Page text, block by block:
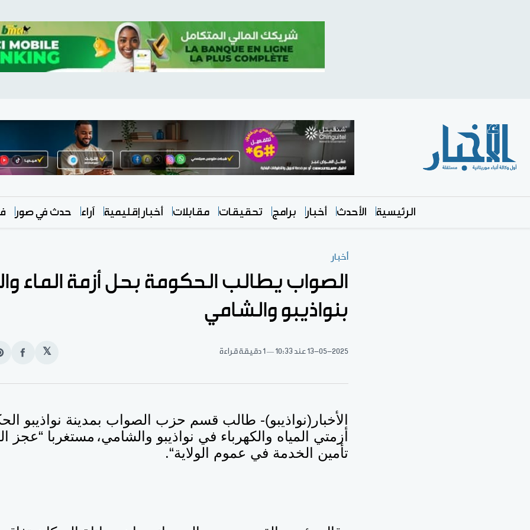
الرئيسية الأحدث أخبار برامج تحقيقات مقابلات أخبار إقليمية آراء حدث في صور
أخبار
الصواب يطالب الحكومة بحل أزمة الماء
بنواذيبو والشامي
13-05-2025 عند 10:33 1 دقيقة قراءة 𝕏
انشر
الأخبار(نواذيبو)- طالب قسم حزب الصواب بمدينة نواذيبو
أزمتي المياه والكهرباء في نواذيبو والشامي، مستغربا “عجز
تأمين الخدمة في عموم الولاية“.